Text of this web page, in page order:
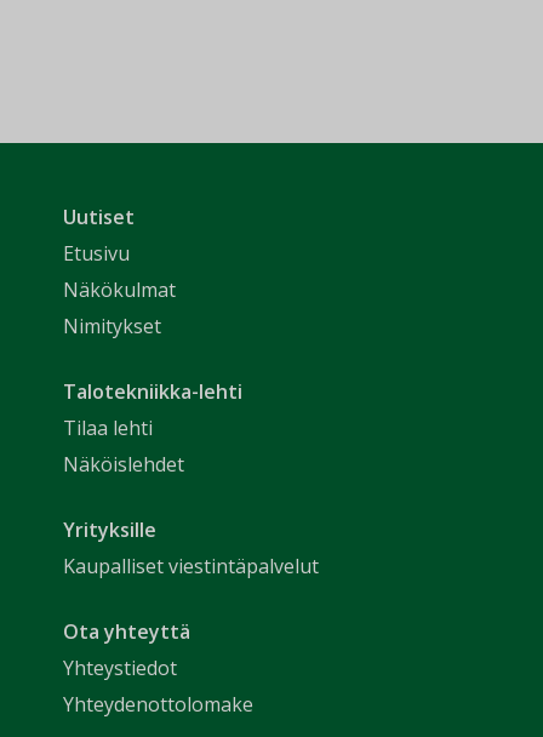
Uutiset
Etusivu
Näkökulmat
Nimitykset
Talotekniikka-lehti
Tilaa lehti
Näköislehdet
Yrityksille
Kaupalliset viestintäpalvelut
Ota yhteyttä
Yhteystiedot
Yhteydenottolomake